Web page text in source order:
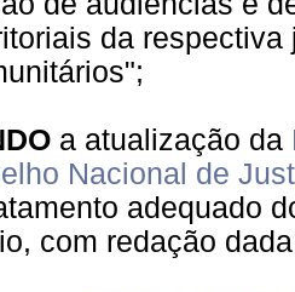
da
a atualização da
Nacional de
adequado
com redação